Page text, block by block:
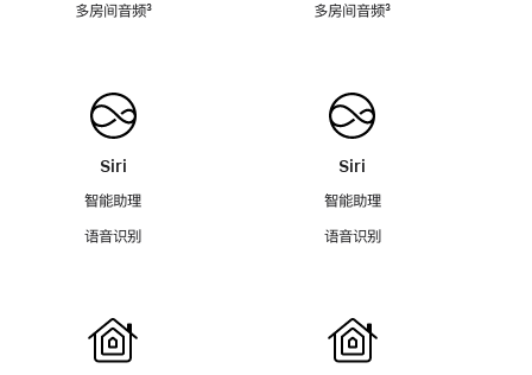
多房间音频脚
³
Siri
智能助理
语音识别
多房间音频脚
³
Siri
智能助理
语音识别